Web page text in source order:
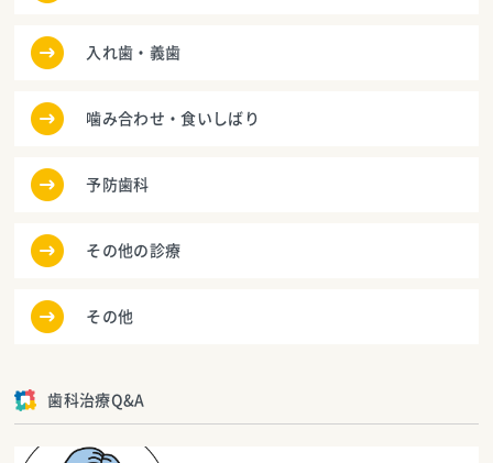
入れ歯・義歯
噛み合わせ・食いしばり
予防歯科
その他の診療
その他
歯科治療Q&A